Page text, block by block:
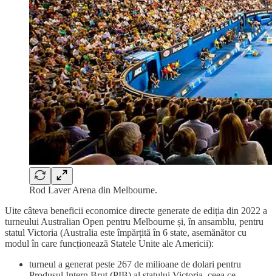
Rod Laver Arena din Melbourne.
Uite câteva beneficii economice directe generate de ediția din 2022 a
turneului Australian Open pentru Melbourne și, în ansamblu, pentru
statul Victoria (Australia este împărțită în 6 state, asemănător cu
modul în care funcționează Statele Unite ale Americii):
turneul a generat peste 267 de milioane de dolari pentru